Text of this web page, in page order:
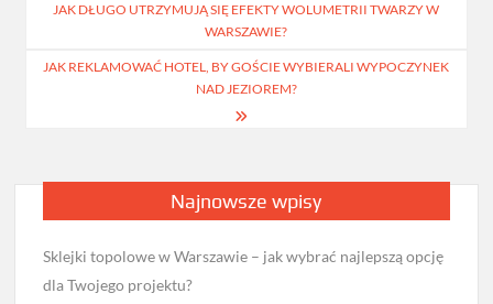
wpisu
JAK DŁUGO UTRZYMUJĄ SIĘ EFEKTY WOLUMETRII TWARZY W
WARSZAWIE?
JAK REKLAMOWAĆ HOTEL, BY GOŚCIE WYBIERALI WYPOCZYNEK
NAD JEZIOREM?
Najnowsze wpisy
Sklejki topolowe w Warszawie – jak wybrać najlepszą opcję
dla Twojego projektu?